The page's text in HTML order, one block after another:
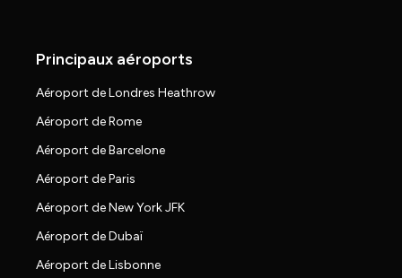
Principaux aéroports
Aéroport de Londres Heathrow
Aéroport de Rome
Aéroport de Barcelone
Aéroport de Paris
Aéroport de New York JFK
Aéroport de Dubaï
Aéroport de Lisbonne